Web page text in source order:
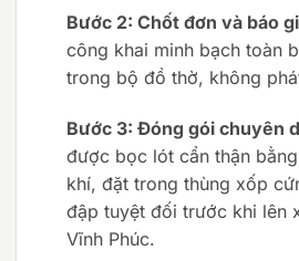
Bước 2: Chốt đơn và báo
công khai minh bạch toàn
trong bộ đồ thờ, không
Bước 3: Đóng gói chuyên
được bọc lót cẩn thận
khí, đặt trong thùng xốp
đập tuyệt đối trước khi lên
Vĩnh Phúc.